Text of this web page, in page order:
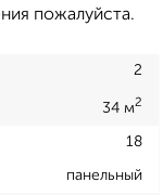
пожалуйста.
2
34 м2
18
панельный